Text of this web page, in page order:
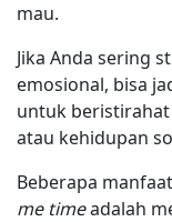
mau.
Jika Anda sering
emosional, bisa
untuk
atau kehidupan
Beberapa
me timeadalah